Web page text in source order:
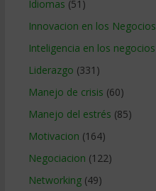
Idiomas (51)
Innovacion en los Negocios
Inteligencia en los negocios
Liderazgo (331)
Manejo de crisis (60)
Manejo del estrés (85)
Motivacion (164)
Negociacion (122)
Networking(49)